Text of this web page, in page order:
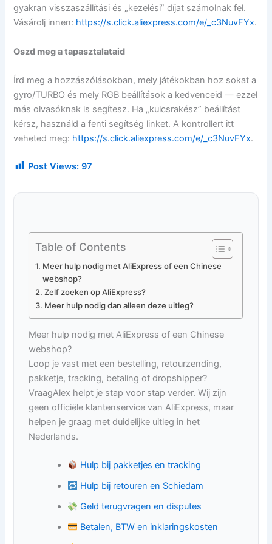
gyakran visszaszállítási és „kezelési” díjat számolnak fel.
Vásárolj innen: https://s.click.aliexpress.com/e/_c3NuvFYx.
Oszd meg a tapasztalataid
Írd meg a hozzászólásokban, mely játékokban hoz sokat a
gyro/TURBO és mely RGB beállítások a kedvenceid — ezzel
más olvasóknak is segítesz. Ha „kulcsrakész” beállítást
kérsz, használd a fenti segítség linket. A kontrollert itt
veheted meg: https://s.click.aliexpress.com/e/_c3NuvFYx.
Post Views: 97
Table of Contents
Meer hulp nodig met AliExpress of een Chinese
webshop?
Zelf zoeken op AliExpress?
Meer hulp nodig dan alleen deze uitleg?
Meer hulp nodig met AliExpress of een Chinese
webshop?
Loop je vast met een bestelling, retourzending,
pakketje, tracking, betaling of dropshipper?
VraagAlex helpt je stap voor stap verder. Wij zijn
geen officiële klantenservice van AliExpress, maar
helpen je graag met duidelijke uitleg in het
Nederlands.
Hulp bij pakketjes en tracking
Hulp bij retouren en Schiedam
Geld terugvragen en disputes
Betalen, BTW en inklaringskosten